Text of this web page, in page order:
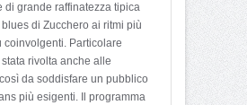
di grande raffinatezza tipica
di Zucchero ai ritmi più
coinvolgenti. Particolare
rivolta anche alle
da soddisfare un pubblico
più esigenti. Il programma